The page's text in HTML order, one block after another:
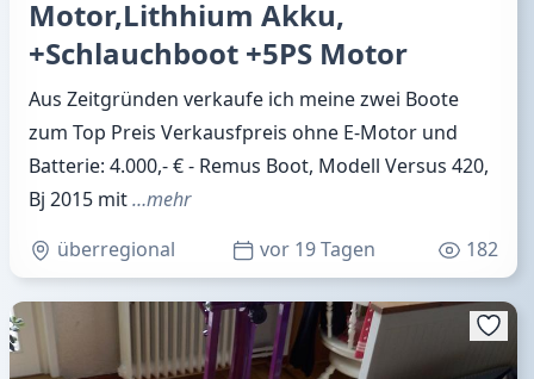
Motor,Lithhium Akku,
+Schlauchboot +5PS Motor
Aus Zeitgründen verkaufe ich meine zwei Boote
zum Top Preis Verkausfpreis ohne E-Motor und
Batterie: 4.000,- € - Remus Boot, Modell Versus 420,
Bj 2015 mit…mehr
überregional
vor 19 Tagen 182